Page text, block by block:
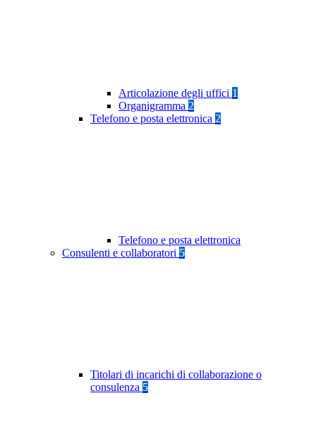
Articolazione degli uffici 1
Organigramma 2
Telefono e posta elettronica 2
Telefono e posta elettronica
Consulenti e collaboratori 5
Titolari di incarichi di collaborazione o
consulenza 5